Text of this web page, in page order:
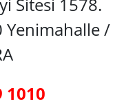
Yenimahalle /
1010